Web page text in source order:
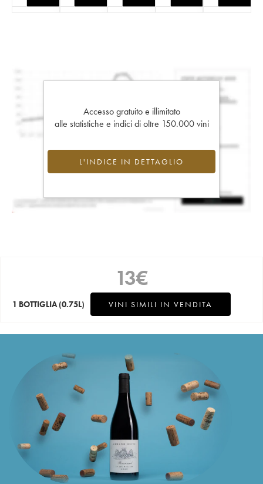
Accesso gratuito e illimitato
alle statistiche e indici di oltre 150.000 vini
L'INDICE IN DETTAGLIO
13€
1 BOTTIGLIA (0.75L) VINI SIMILI IN VENDITA